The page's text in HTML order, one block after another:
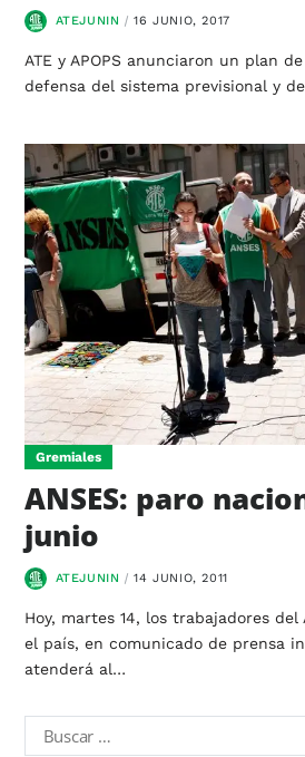
ATEJUNIN 16 JUNIO, 2017
ATE y APOPS anunciaron un plan
defensa del sistema previsional y
Gremiales
ANSES: paro
junio
ATEJUNIN 14 JUNIO, 2011
Hoy, martes 14, los trabajadores del
el país, en comunicado de prensa
atenderá al…